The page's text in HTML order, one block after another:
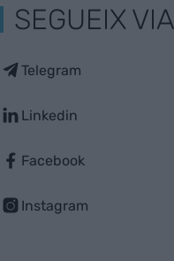
SEGUEIX
Telegram
Linkedin
Facebook
Instagram